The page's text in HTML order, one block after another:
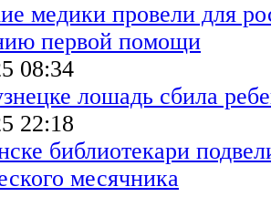
медики провели для
первой помощи
08:34
лошадь сбила
22:18
библиотекари
месячника